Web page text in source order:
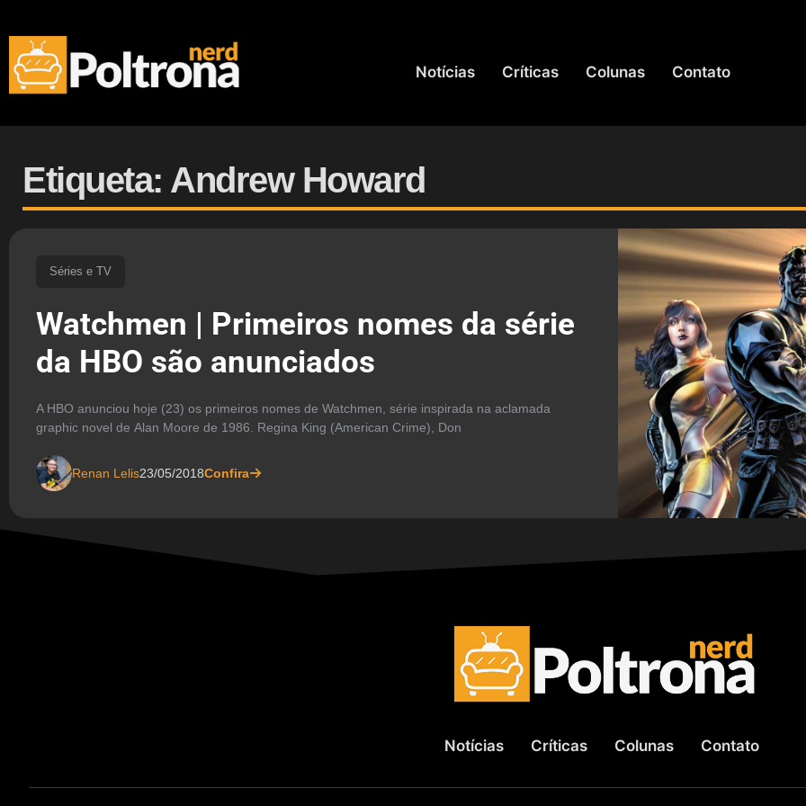
Notícias Críticas Colunas Contato
Etiqueta: Andrew Howard
Séries e TV
Watchmen | Primeiros nomes da série
da HBO são anunciados
A HBO anunciou hoje (23) os primeiros nomes de Watchmen, série inspirada na aclamada
graphic novel de Alan Moore de 1986. Regina King (American Crime), Don
Renan Lelis23/05/2018Confira
Notícias Críticas Colunas Contato